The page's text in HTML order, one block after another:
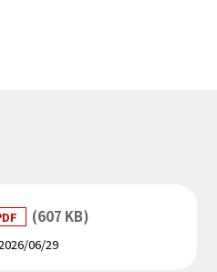
(607 KB)
06/29